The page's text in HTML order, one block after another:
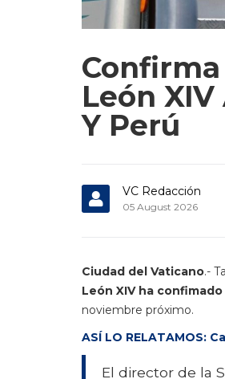
León
Y Perú
VC Redacción
05 August 2026
Ciudad del Vaticano.-
León XIV ha
noviembre próximo.
ASÍ LO RELATAMOS:
El director de la